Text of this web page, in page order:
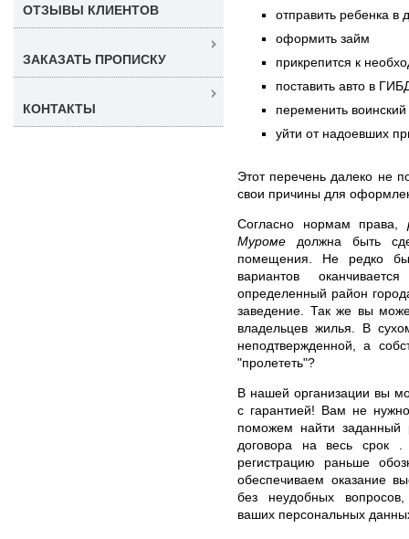
отправить ребенка в
оформить займ
прикрепится к
поставить авто в
переменить воинский
уйти от надоевших
Этот перечень далеко не
свои причины для
Согласно нормам права,
Муроме должна быть
помещения. Не редко
вариантов
определенный район
заведение. Так же вы
владельцев жилья. В
неподтвержденной, а
"пролететь"?
В нашей организации вы
с гарантией! Вам не
поможем найти заданный
договора на весь срок
регистрацию раньше
обеспечиваем оказание
без неудобных
ваших персональных
ОТЗЫВЫ КЛИЕНТОВ
ЗАКАЗАТЬ ПРОПИСКУ
КОНТАКТЫ